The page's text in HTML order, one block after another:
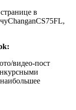
в
видео-пост